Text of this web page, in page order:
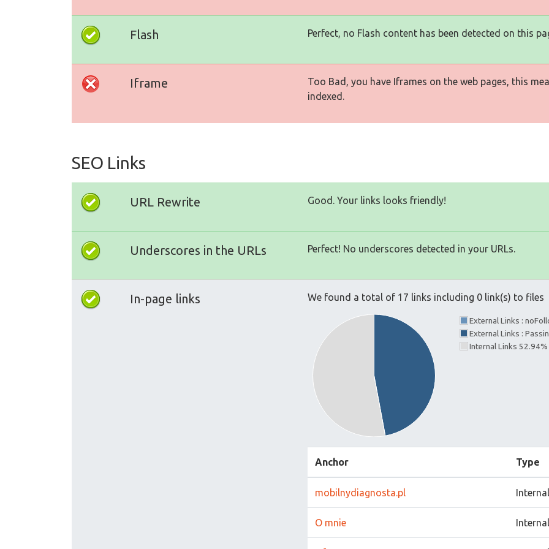
Flash Perfect, no Flash content has been detected on this
Iframe
Too Bad, you have Iframes on the web pages, this
indexed.
SEO Links
URL Rewrite Good. Your links looks friendly!
Underscores in the URLs Perfect! No underscores detected in your URLs.
In-page links We found a total of 17 links including 0 link(s) to files
External Links :
External Links :
Internal Links 52.94%
Anchor Type
mobilnydiagnosta.pl Internal
O mnie Internal